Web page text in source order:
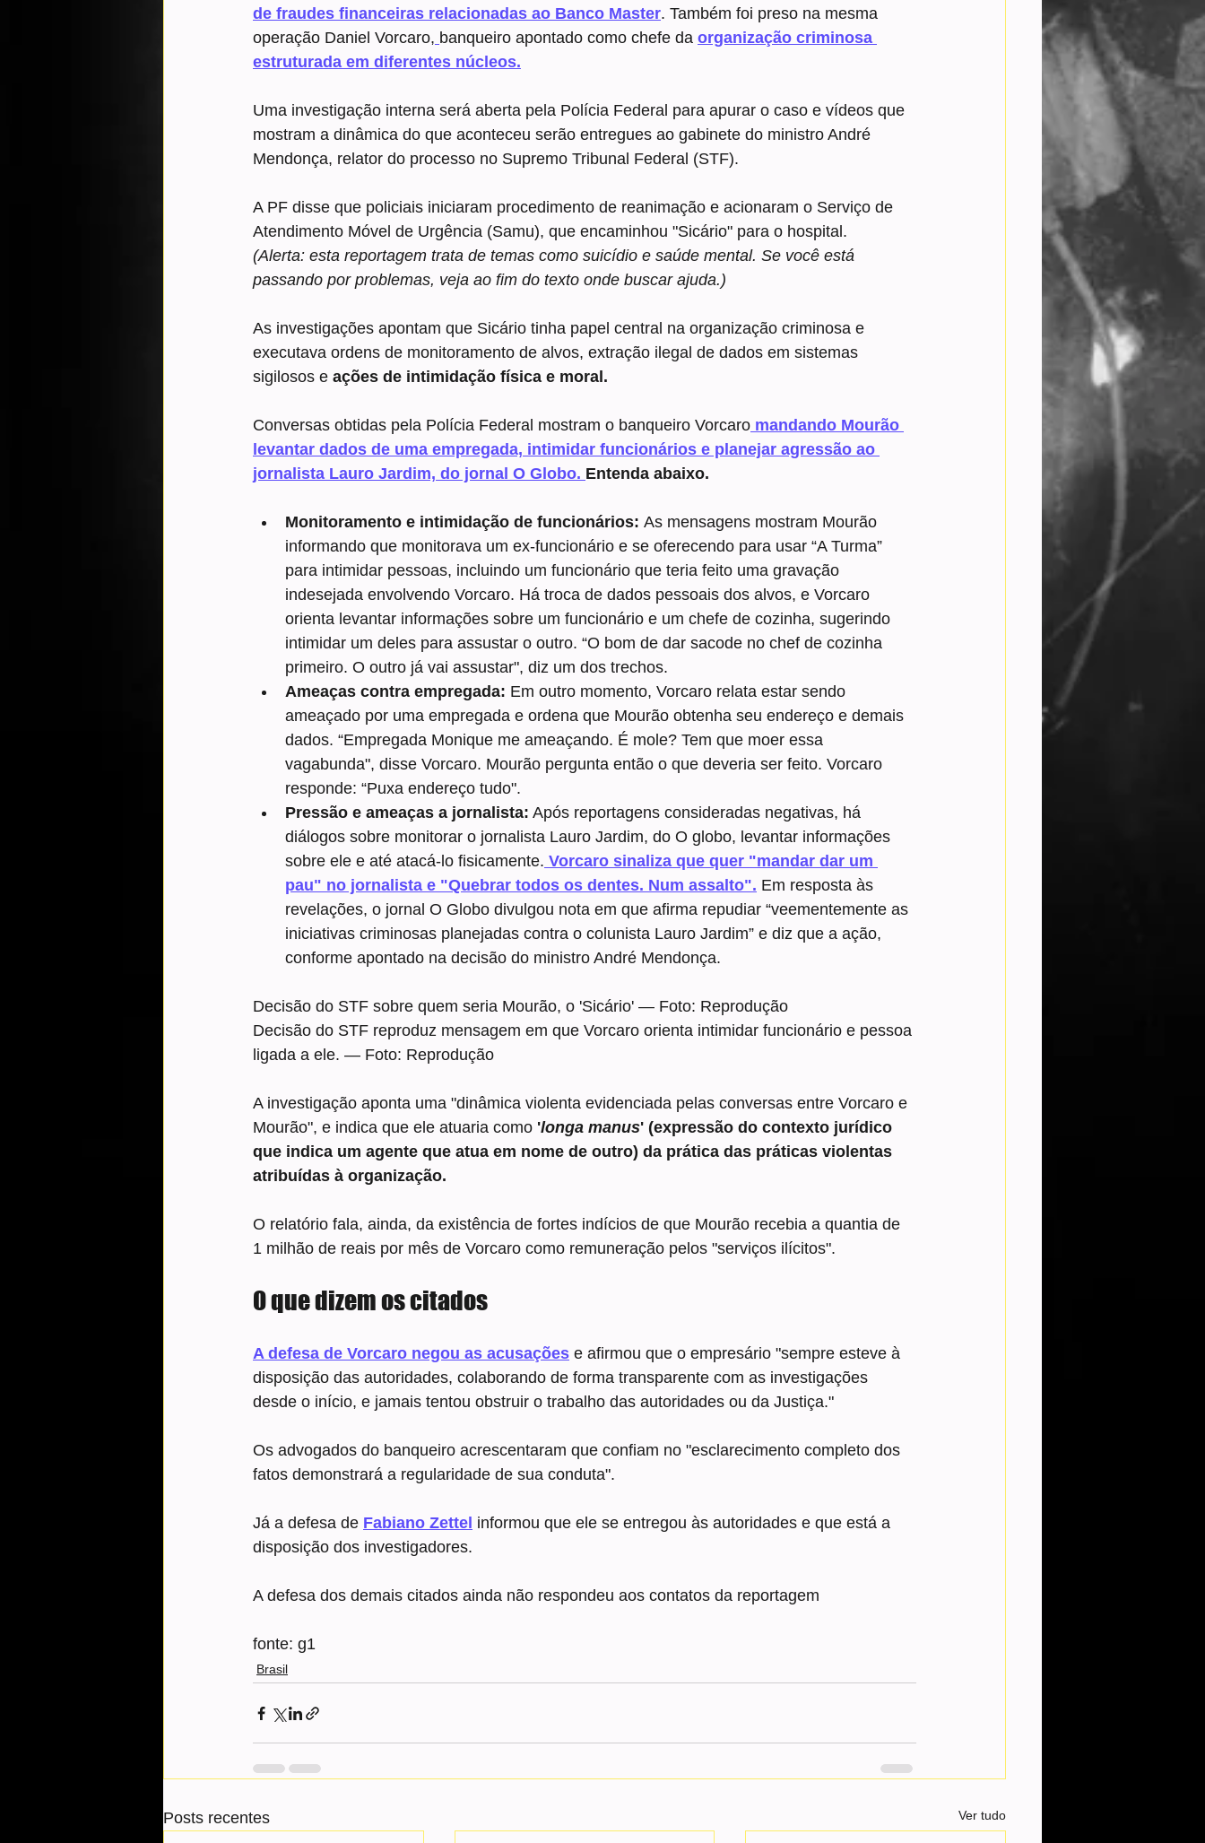
de fraudes financeiras relacionadas ao Banco Master. Também foi preso na mesma
operação Daniel Vorcaro, banqueiro apontado como chefe da organização criminosa
estruturada em diferentes núcleos.
Uma investigação interna será aberta pela Polícia Federal para apurar o caso e vídeos que
mostram a dinâmica do que aconteceu serão entregues ao gabinete do ministro André
Mendonça, relator do processo no Supremo Tribunal Federal (STF).
A PF disse que policiais iniciaram procedimento de reanimação e acionaram o Serviço de
Atendimento Móvel de Urgência (Samu), que encaminhou "Sicário" para o hospital.
(Alerta: esta reportagem trata de temas como suicídio e saúde mental. Se você está
passando por problemas, veja ao fim do texto onde buscar ajuda.)
As investigações apontam que Sicário tinha papel central na organização criminosa e
executava ordens de monitoramento de alvos, extração ilegal de dados em sistemas
sigilosos e ações de intimidação física e moral.
Conversas obtidas pela Polícia Federal mostram o banqueiro Vorcaro mandando Mourão
levantar dados de uma empregada, intimidar funcionários e planejar agressão ao
jornalista Lauro Jardim, do jornal O Globo. Entenda abaixo.
Monitoramento e intimidação de funcionários: As mensagens mostram Mourão
informando que monitorava um ex-funcionário e se oferecendo para usar “A Turma”
para intimidar pessoas, incluindo um funcionário que teria feito uma gravação
indesejada envolvendo Vorcaro. Há troca de dados pessoais dos alvos, e Vorcaro
orienta levantar informações sobre um funcionário e um chefe de cozinha, sugerindo
intimidar um deles para assustar o outro. “O bom de dar sacode no chef de cozinha
primeiro. O outro já vai assustar", diz um dos trechos.
Ameaças contra empregada: Em outro momento, Vorcaro relata estar sendo
ameaçado por uma empregada e ordena que Mourão obtenha seu endereço e demais
dados. “Empregada Monique me ameaçando. É mole? Tem que moer essa
vagabunda", disse Vorcaro. Mourão pergunta então o que deveria ser feito. Vorcaro
responde: “Puxa endereço tudo".
Pressão e ameaças a jornalista: Após reportagens consideradas negativas, há
diálogos sobre monitorar o jornalista Lauro Jardim, do O globo, levantar informações
sobre ele e até atacá-lo fisicamente. Vorcaro sinaliza que quer "mandar dar um
pau" no jornalista e "Quebrar todos os dentes. Num assalto". Em resposta às
revelações, o jornal O Globo divulgou nota em que afirma repudiar “veementemente as
iniciativas criminosas planejadas contra o colunista Lauro Jardim” e diz que a ação,
conforme apontado na decisão do ministro André Mendonça.
Decisão do STF sobre quem seria Mourão, o 'Sicário' — Foto: Reprodução
Decisão do STF reproduz mensagem em que Vorcaro orienta intimidar funcionário e pessoa
ligada a ele. — Foto: Reprodução
A investigação aponta uma "dinâmica violenta evidenciada pelas conversas entre Vorcaro e
Mourão", e indica que ele atuaria como 'longa manus' (expressão do contexto jurídico
que indica um agente que atua em nome de outro) da prática das práticas violentas
atribuídas à organização.
O relatório fala, ainda, da existência de fortes indícios de que Mourão recebia a quantia de
1 milhão de reais por mês de Vorcaro como remuneração pelos "serviços ilícitos".
O que dizem os citados
A defesa de Vorcaro negou as acusações e afirmou que o empresário "sempre esteve à
disposição das autoridades, colaborando de forma transparente com as investigações
desde o início, e jamais tentou obstruir o trabalho das autoridades ou da Justiça."
Os advogados do banqueiro acrescentaram que confiam no "esclarecimento completo dos
fatos demonstrará a regularidade de sua conduta".
Já a defesa de Fabiano Zettel informou que ele se entregou às autoridades e que está a
disposição dos investigadores.
A defesa dos demais citados ainda não respondeu aos contatos da reportagem
fonte: g1
Brasil
Posts recentes Ver tudo